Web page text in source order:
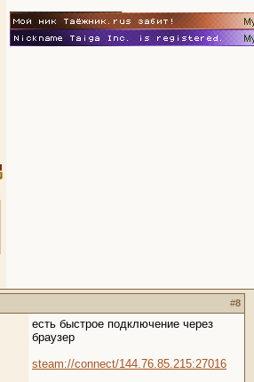
#8
есть быстрое подключение через
браузер
steam://connect/144.76.85.215:27016